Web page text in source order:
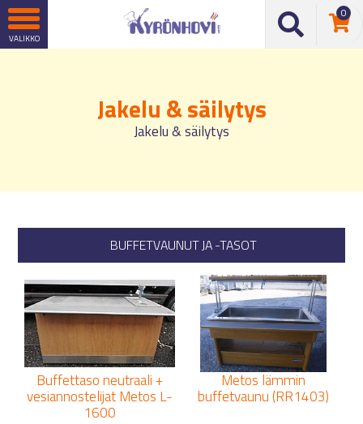
0
Jakelu & säilytys
Jakelu & säilytys
BUFFETVAUNUT JA -TASOT
Buffettaso neutraali +
vesiannostelijat Metos L-
1600
Metos lämmin
buffetvaunu (RR1403)